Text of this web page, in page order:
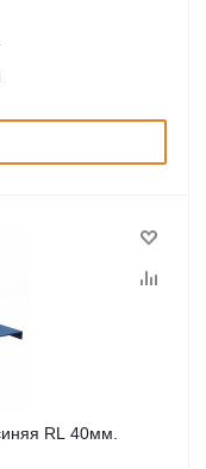
RL 40мм.